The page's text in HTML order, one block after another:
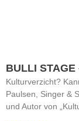
BULLI
Kulturverzicht?
Paulsen, Singer &
und Autor von